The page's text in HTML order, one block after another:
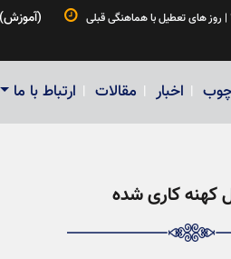
۰۲۱۵۵۲۷۹۸۳۴ | ۰۹۱۲۶۱۵۳۱۸۵ | ۰۹۰۲۱۵۶۲۳۷۱ (آموزش) 
چوب | اخبار | مقالات | ارتباط با ما
کهنه کاری شده